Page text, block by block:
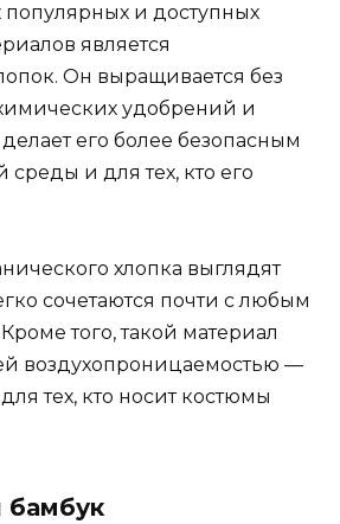
и доступных
является
Он выращивается без
удобрений и
его более безопасным
и для тех, кто его
хлопка выглядят
сочетаются почти с любым
того, такой материал
воздухопроницаемостью —
тех, кто носит костюмы
бамбук